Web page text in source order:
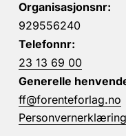
Organisasjonsnr:
929556240
Telefonnr:
23 13 69 00
Generelle
ff@forenteforlag.no
Personvernerklæring